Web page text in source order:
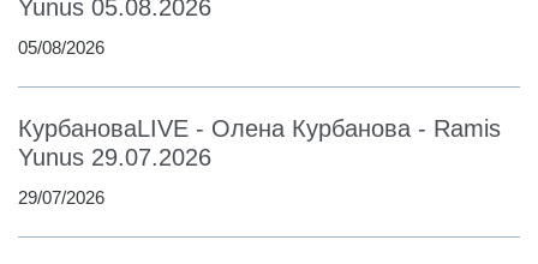
Yunus 05.08.2026
05/08/2026
КурбановаLIVE - Олена Курбанова - Ramis
Yunus 29.07.2026
29/07/2026